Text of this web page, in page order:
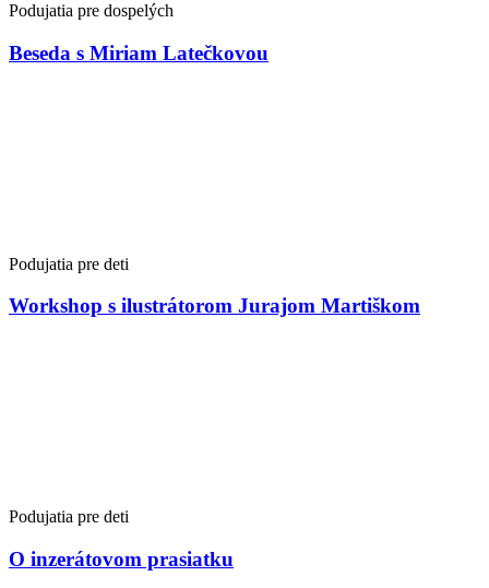
Podujatia pre dospelých
Beseda s Miriam Latečkovou
Podujatia pre deti
Workshop s ilustrátorom Jurajom Martiškom
Podujatia pre deti
O inzerátovom prasiatku